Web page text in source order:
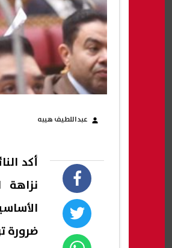
عبداللطيف هيبه
أكد
نزاهة
ضرورة